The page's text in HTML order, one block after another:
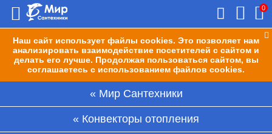
Наш сайт использует файлы cookies. Это позволяет нам
анализировать взаимодействие посетителей с сайтом и
делать его лучше. Продолжая пользоваться сайтом, вы
соглашаетесь с использованием файлов cookies.
0
Мир Сантехники
Конвекторы отопления